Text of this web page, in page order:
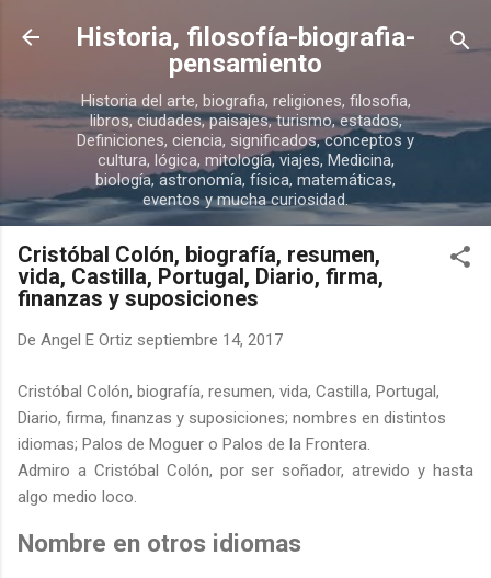
Ir al contenido principal
Historia, filosofía-biografia-
pensamiento
Historia del arte, biografia, religiones, filosofia,
libros, ciudades, paisajes, turismo, estados,
Definiciones, ciencia, significados, conceptos y
cultura, lógica, mitología, viajes, Medicina,
biología, astronomía, física, matemáticas,
eventos y mucha curiosidad.
Cristóbal Colón, biografía, resumen,
vida, Castilla, Portugal, Diario, firma,
finanzas y suposiciones
De Angel E Ortiz septiembre 14, 2017
Cristóbal Colón, biografía, resumen, vida, Castilla, Portugal,
Diario, firma, finanzas y suposiciones; nombres en distintos
idiomas; Palos de Moguer o Palos de la Frontera.
Admiro a Cristóbal Colón, por ser soñador, atrevido y hasta
algo medio loco.
Nombre en otros idiomas